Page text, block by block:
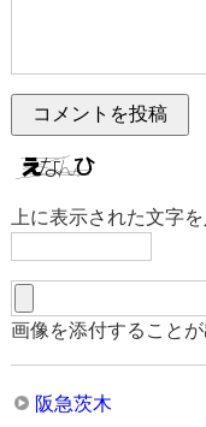
上に表示された文字
画像を添付すること
阪急茨木